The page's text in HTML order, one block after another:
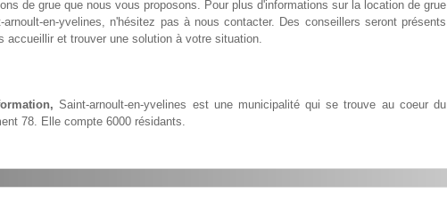
de grue que nous vous proposons. Pour plus d'informations sur la location de grue
arnoult-en-yvelines, n'hésitez pas à nous contacter. Des conseillers seront présents
accueillir et trouver une solution à votre situation.
Saint-arnoult-en-yvelines est une municipalité qui se trouve au coeur du
78. Elle compte 6000 résidants.